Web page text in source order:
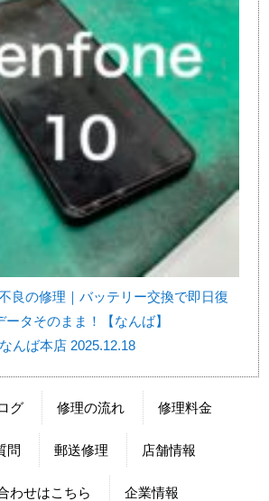
良の修理｜バッテリー交換で即日復
ータそのまま！【なんば】
なんば本店 2025.12.18
グ 修理の流れ 修理料金
問 郵送修理 店舗情報
わせはこちら 企業情報